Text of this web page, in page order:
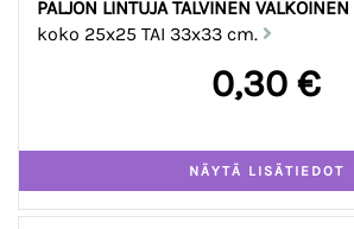
PALJON LINTUJA TALVINEN
koko 25x25 TAI 33x33 cm.
0,30 €